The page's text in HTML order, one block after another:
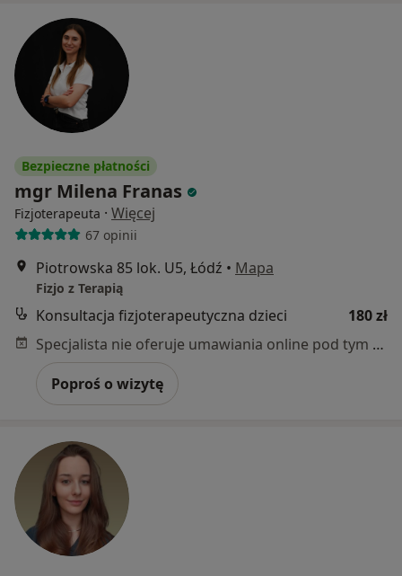
Bezpieczne płatności
mgr Milena Franas
Fizjoterapeuta · Więcej
67 opinii
Piotrowska 85 lok. U5, Łódź • Mapa
Fizjo z Terapią
Konsultacja fizjoterapeutyczna dzieci
180 zł
Specjalista nie oferuje umawiania online pod tym adresem.
Poproś o wizytę